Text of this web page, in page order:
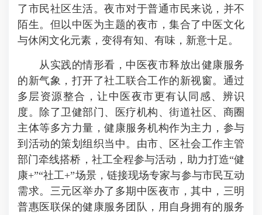
了市民社区生活。夜市对于普通市民来说，并不
陌生。但以中医为主题的夜市，集合了中医文化
与休闲文化元素， 变得有知、有味，新意十足。
从实践的情形看，中医夜市释放出健康服务
的新气象，打开了社工联合工作的新视窗。通过
多层资源整合，让中医夜市更有认同感、辨识
度。除了卫健部门、医疗机构、街道社区、商圈
主体等多方力量，健康服务机构作为主力，参与
到活动的策划组织当中。由市、区社会工作主管
部门牵线搭桥，社工全程参与活动，助力打造“健
康+”“社工+”场景，链接现场专家与参与市民互动
需求。三元区举办了多期中医夜市，其中，三明
普惠医联保的健康服务团队，用自身拥有的服务